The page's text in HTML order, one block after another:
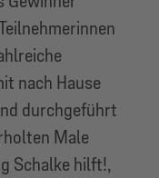
nach Hause
durchgeführt
Male
Schalke hilft!,